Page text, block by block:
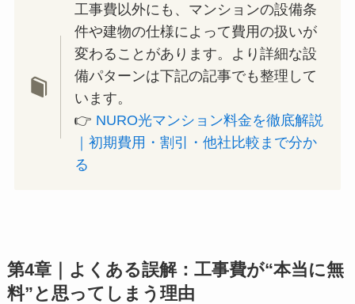
工事費以外にも、マンションの設備条
件や建物の仕様によって費用の扱いが
変わることがあります。より詳細な設
備パターンは下記の記事でも整理して
います。
👉 NURO光マンション料金を徹底解説
｜初期費用・割引・他社比較まで分か
る
第4章｜よくある誤解：工事費が“本当に無
料”と思ってしまう理由